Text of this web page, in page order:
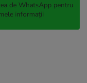
de WhatsApp pentru
informații